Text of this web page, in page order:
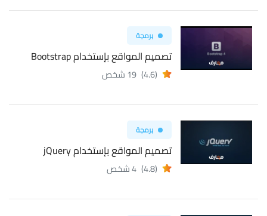
برمجة
تصميم المواقع بإستخدام Bootstrap
(4.6) 19 شخص
برمجة
تصميم المواقع بإستخدام jQuery
(4.8) 4 شخص